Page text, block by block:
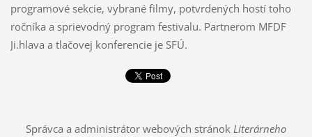
programové sekcie, vybrané filmy, potvrdených hostí toho
ročníka a sprievodný program festivalu. Partnerom MFDF
Ji.hlava a tlačovej konferencie je SFÚ.
Správca a administrátor webových stránok Literárneho